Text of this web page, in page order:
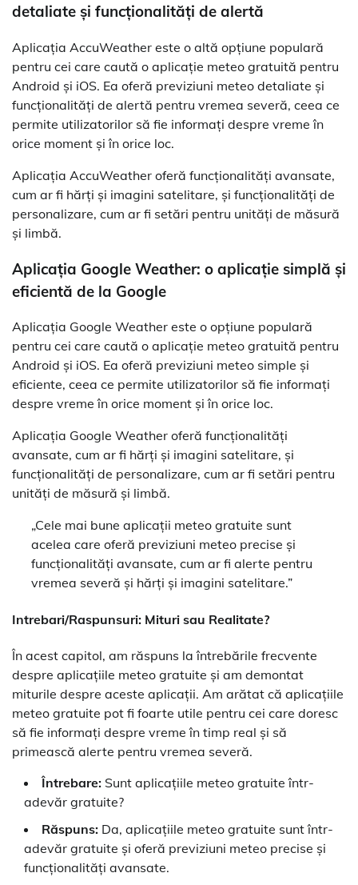
detaliate și funcționalități de alertă
Aplicația AccuWeather este o altă opțiune populară
pentru cei care caută o aplicație meteo gratuită pentru
Android și iOS. Ea oferă previziuni meteo detaliate și
funcționalități de alertă pentru vremea severă, ceea ce
permite utilizatorilor să fie informați despre vreme în
orice moment și în orice loc.
Aplicația AccuWeather oferă funcționalități avansate,
cum ar fi hărți și imagini satelitare, și funcționalități de
personalizare, cum ar fi setări pentru unități de măsură
și limbă.
Aplicația Google Weather: o aplicație simplă și
eficientă de la Google
Aplicația Google Weather este o opțiune populară
pentru cei care caută o aplicație meteo gratuită pentru
Android și iOS. Ea oferă previziuni meteo simple și
eficiente, ceea ce permite utilizatorilor să fie informați
despre vreme în orice moment și în orice loc.
Aplicația Google Weather oferă funcționalități
avansate, cum ar fi hărți și imagini satelitare, și
funcționalități de personalizare, cum ar fi setări pentru
unități de măsură și limbă.
„Cele mai bune aplicații meteo gratuite sunt
acelea care oferă previziuni meteo precise și
funcționalități avansate, cum ar fi alerte pentru
vremea severă și hărți și imagini satelitare.”
Intrebari/Raspunsuri: Mituri sau Realitate?
În acest capitol, am răspuns la întrebările frecvente
despre aplicațiile meteo gratuite și am demontat
miturile despre aceste aplicații. Am arătat că aplicațiile
meteo gratuite pot fi foarte utile pentru cei care doresc
să fie informați despre vreme în timp real și să
primească alerte pentru vremea severă.
Întrebare: Sunt aplicațiile meteo gratuite într-
adevăr gratuite?
Răspuns: Da, aplicațiile meteo gratuite sunt într-
adevăr gratuite și oferă previziuni meteo precise și
funcționalități avansate.